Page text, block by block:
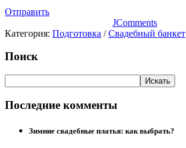
Отправить
JComments
Категория: Подготовка /Свадебный банкет
Поиск
Последние комменты
Зимние свадебные платья: как выбрать?